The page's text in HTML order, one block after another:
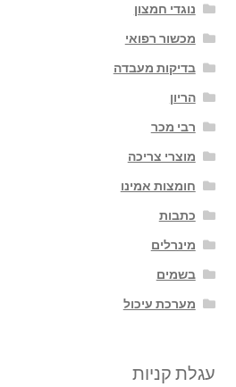
נוגדי חמצון
מכשור רפואי
בדיקות מעבדה
הריון
רבי מכר
מוצרי צריכה
חומצות אמינו
כתבות
מינרלים
בשמים
מערכת עיכול
עגלת קניות